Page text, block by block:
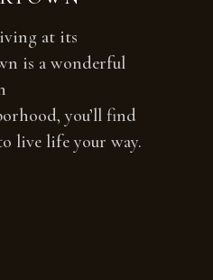
at its
is a wonderful
you’ll find
live life your way.